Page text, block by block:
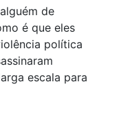
de
é que eles
política
escala para